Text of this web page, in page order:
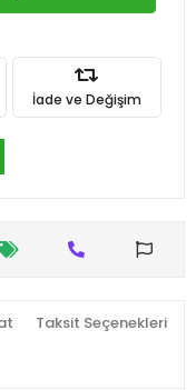
İade ve Değişim
Taksit Seçenekleri